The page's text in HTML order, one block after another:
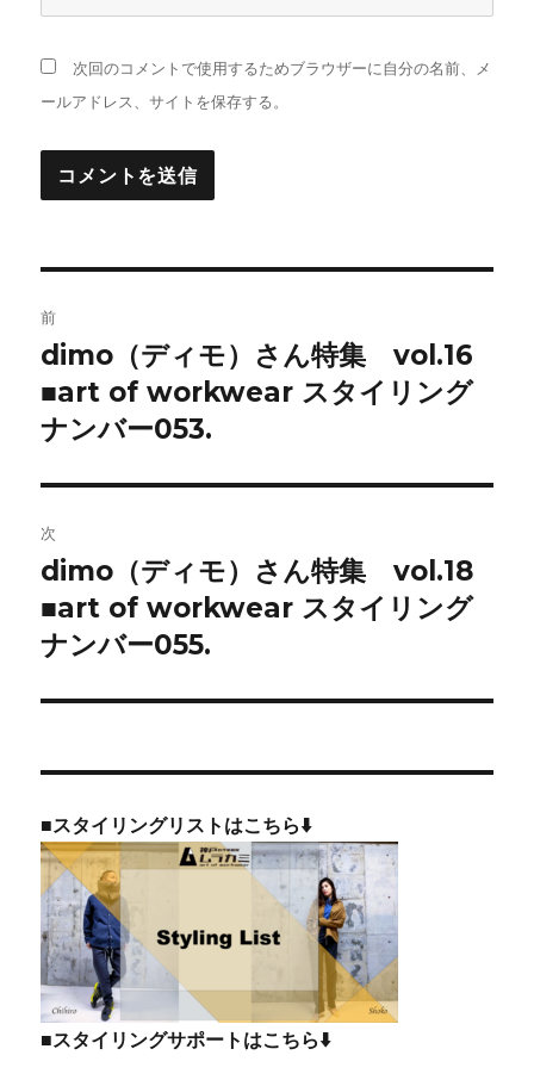
次回のコメントで使用するためブラウザーに自分の名前、メ
ールアドレス、サイトを保存する。
稿
ナ
ビ
ゲ
ー
シ
ョ
ン
前
前
の
投
dimo（ディモ）さん特集 vol.16
■art of workwear スタイリング
ナンバー053.
次
次
の
投
dimo（ディモ）さん特集 vol.18
■art of workwear スタイリング
ナンバー055.
■スタイリングリストはこちら⬇️
■スタイリングサポートはこちら⬇️